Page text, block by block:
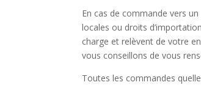
En cas de commande vers
locales ou droits
charge et relèvent de votre
vous conseillons de vous
Toutes les commandes